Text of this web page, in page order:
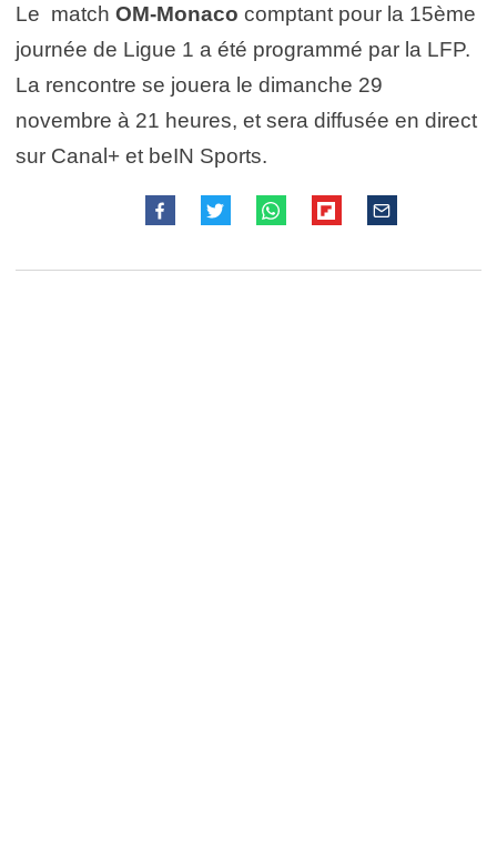
Le match OM-Monaco comptant pour la 15ème
journée de Ligue 1 a été programmé par la LFP.
La rencontre se jouera le dimanche 29
novembre à 21 heures, et sera diffusée en direct
sur Canal+ et beIN Sports.